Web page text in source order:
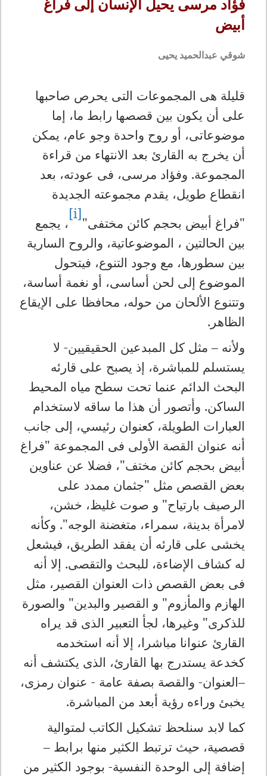
فؤاد مرسى يحيل الإنسان إلى فراغ
أبيض
شوقي عبدالحميد يحيى
قليلة هى المجموعات التى يحرص صاحبها
على أن يكون بين قصصها رابط ما، إما
موضوعاتى، أو روح واحدة وجو عام، يمكن
أن يخرج به القارئ بعد الانتهاء من قراءة
المجموعة. وفؤاد مرسى، فى عودته، بعد
انقطاع طويل، يقدم مجموعته الجديدة
"فراغ أبيض بحجم كائن مختفى"
[i]
، يجمع
بين الحالتين ، الموضوعاتية، والروح السارية
بين سطورها، مع وجود التنوع، فيتحول
الموضوع إلى لحن أساسى، أو نغمة أساسة،
وتتنوع الألحان من حوله، محافظا على الإيقاع
الظاهر.
ولأنه – مثل كل المبدعين الحقيقيين- لا
يستسلم للمباشرة، إذ يصبح على قارئه
البحث الدائم عنما تحت سطح مياه المحيط
الساكن. وأتصور أن هذا ما ساقه لاستخدام
العبارات الطويلة، كعنوان رئيسي، إلى جانب
أنه عنوان القصة الأولى فى المجموعة "فراغ
أبيض بحجم كائن مختف"، فضلا عن عناوين
بعض القصص مثل "جثمان ممدد على
الرصيف بارتياح" و صوت غليظ، خشن،
لامرأة بدينة، سمراء، متغضنة الوجه". وكأنه
يخشى على قارئه أن يفقد الطريق، فيشعل
له كشاف الإضاءة، للبحث والتقصى. إلا أنه
فى بعض القصص ذات العنوان القصير، مثل
الهازم والمأزوم" و القصير والبدين" والصورة
للذكرى" وغيرها، لجأ التعبير الذى قد يراه
القارئ عنوانا مباشرا، إلا أنه استخدمه
كخدعة يستدرج بها القارئ، الذى يكتشف أنه
–العنوان- والقصة بصفة عامة - عنوان رمزى،
يخبئ وراءه رؤية أبعد من المباشرة.
كما لابد سنلحظ تشكيل الكاتب لمتوالية
قصصية، حيث ترتبط الكثير منها برابط –
إضافة إلى الوحدة النفسية- بوجود الكثير من